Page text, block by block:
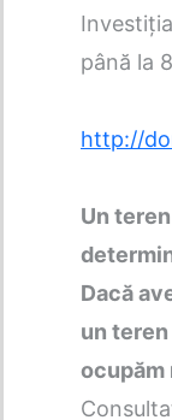
până la
http://
Un
Dacă
un
ocupăm